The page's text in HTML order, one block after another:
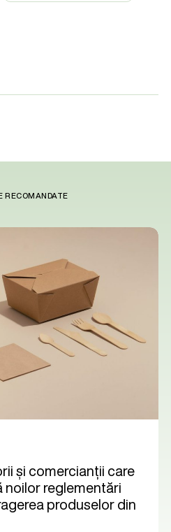
RECOMANDATE
și comercianții care
reglementări
produselor din